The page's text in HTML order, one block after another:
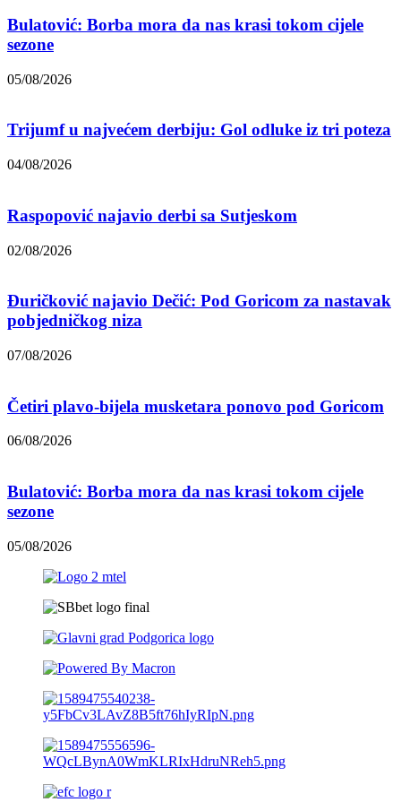
Bulatović: Borba mora da nas krasi tokom cijele
sezone
05/08/2026
Trijumf u najvećem derbiju: Gol odluke iz tri poteza
04/08/2026
Raspopović najavio derbi sa Sutjeskom
02/08/2026
Đuričković najavio Dečić: Pod Goricom za nastavak
pobjedničkog niza
07/08/2026
Četiri plavo-bijela musketara ponovo pod Goricom
06/08/2026
Bulatović: Borba mora da nas krasi tokom cijele
sezone
05/08/2026